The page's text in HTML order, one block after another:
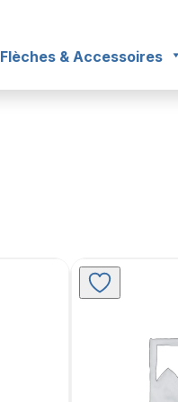
Flèches & Accessoires